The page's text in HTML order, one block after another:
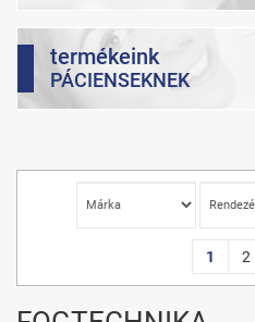
termékeink
PÁCIENSEKNEK
1 2